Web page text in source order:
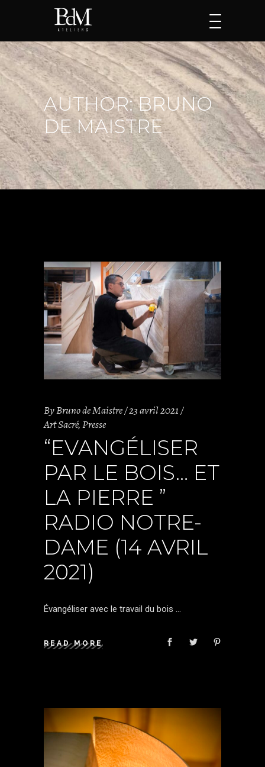
AUTHOR: BRUNO
DE MAISTRE
ByBruno de Maistre 23 avril 2021
Art Sacré,Presse
“EVANGÉLISER
PAR LE BOIS… ET
LA PIERRE ”
RADIO NOTRE-
DAME (14 AVRIL
2021)
Évangéliser avec le travail du bois
READ MORE